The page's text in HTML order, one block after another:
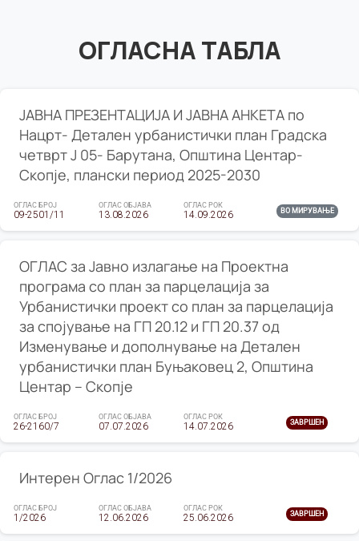
ОГЛАСНА ТАБЛА
ЈАВНА ПРЕЗЕНТАЦИЈА И ЈАВНА АНКЕТА по
Нацрт- Детален урбанистички план Градска
четврт Ј 05- Барутана, Општина Центар-
Скопје, плански период 2025-2030
ОГЛАС БРОЈ
09-2501/11
ОГЛАС ОБЈАВА
13.08.2026
ОГЛАС РОК
14.09.2026 ВО МИРУВАЊЕ
ОГЛАС за Јавно излагање на Проектна
програма со план за парцелација за
Урбанистички проект со план за парцелација
за спојување на ГП 20.12 и ГП 20.37 од
Изменување и дополнување на Детален
урбанистички план Буњаковец 2, Општина
Центар – Скопје
ОГЛАС БРОЈ
26-2160/7
ОГЛАС ОБЈАВА
07.07.2026
ОГЛАС РОК
14.07.2026 ЗАВРШЕН
Интерен Оглас 1/2026
ОГЛАС БРОЈ
1/2026
ОГЛАС ОБЈАВА
12.06.2026
ОГЛАС РОК
25.06.2026 ЗАВРШЕН